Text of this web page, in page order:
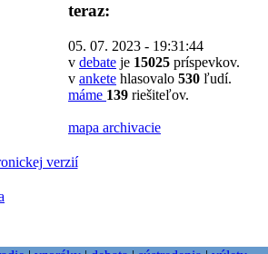
teraz:
05. 07. 2023 - 19:31:44
v debate je 15025 príspevkov.
v ankete hlasovalo 530 ľudí.
máme 139 riešiteľov.
mapa archivacie
verzií